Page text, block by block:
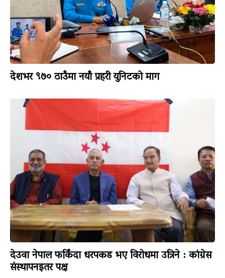
देशभर ९७० ठाउँमा नयाँ प्रहरी युनिटको माग
देउवा नेपाल फर्किंदा धरपकड भए विरोधमा उत्रिने : कांग्रेस
संस्थापनइतर पक्ष